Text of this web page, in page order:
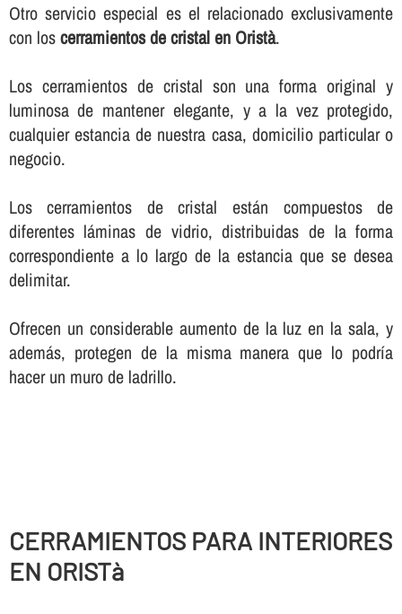
Otro servicio especial es el relacionado exclusivamente
con loscerramientos de cristal en Oristà.
Los cerramientos de cristal son una forma original y
luminosa de mantener elegante, y a la vez protegido,
cualquier estancia de nuestra casa, domicilio particular o
negocio.
Los cerramientos de cristal están compuestos de
diferentes láminas de vidrio, distribuidas de la forma
correspondiente a lo largo de la estancia que se desea
delimitar.
Ofrecen un considerable aumento de la luz en la sala, y
además, protegen de la misma manera que lo podrí­a
hacer un muro de ladrillo.
CERRAMIENTOS PARA INTERIORES
EN ORISTà